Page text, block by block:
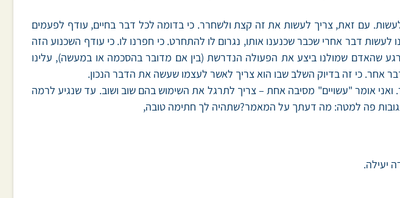
עם זאת, צריך לעשות את זה קצת ולשחרר. כי בדומה לכל דבר בחיים, עודף לפעמים
דבר אחרי שכבר שכנענו אותו, נגרום לו להתחרט. כי חפרנו לו. כי עודף השכנוע הזה
שהאדם שמולנו ביצע את הפעולה הנדרשת (בין אם מדובר בהסכמה או במעשה), עלינו
אחר. כי זה בדיוק השלב שבו הוא צריך לאשר לעצמו שעשה את הדבר הנכון.
יותר. ואני אומר "עשויים" מסיבה אחת – צריך לתרגל את השימוש בהם שוב ושוב. עד שנגיע לרמה
פה למטה: מה דעתך על המאמר?שתהיה לך חתימה טובה,
יעילה.